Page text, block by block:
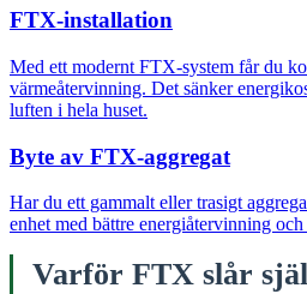
FTX-installation
Med ett modernt FTX-system får du
värmeåtervinning. Det sänker
luften i hela huset.
Byte av FTX-aggregat
Har du ett gammalt eller trasigt
enhet med bättre energiåtervinning
Varför FTX slår